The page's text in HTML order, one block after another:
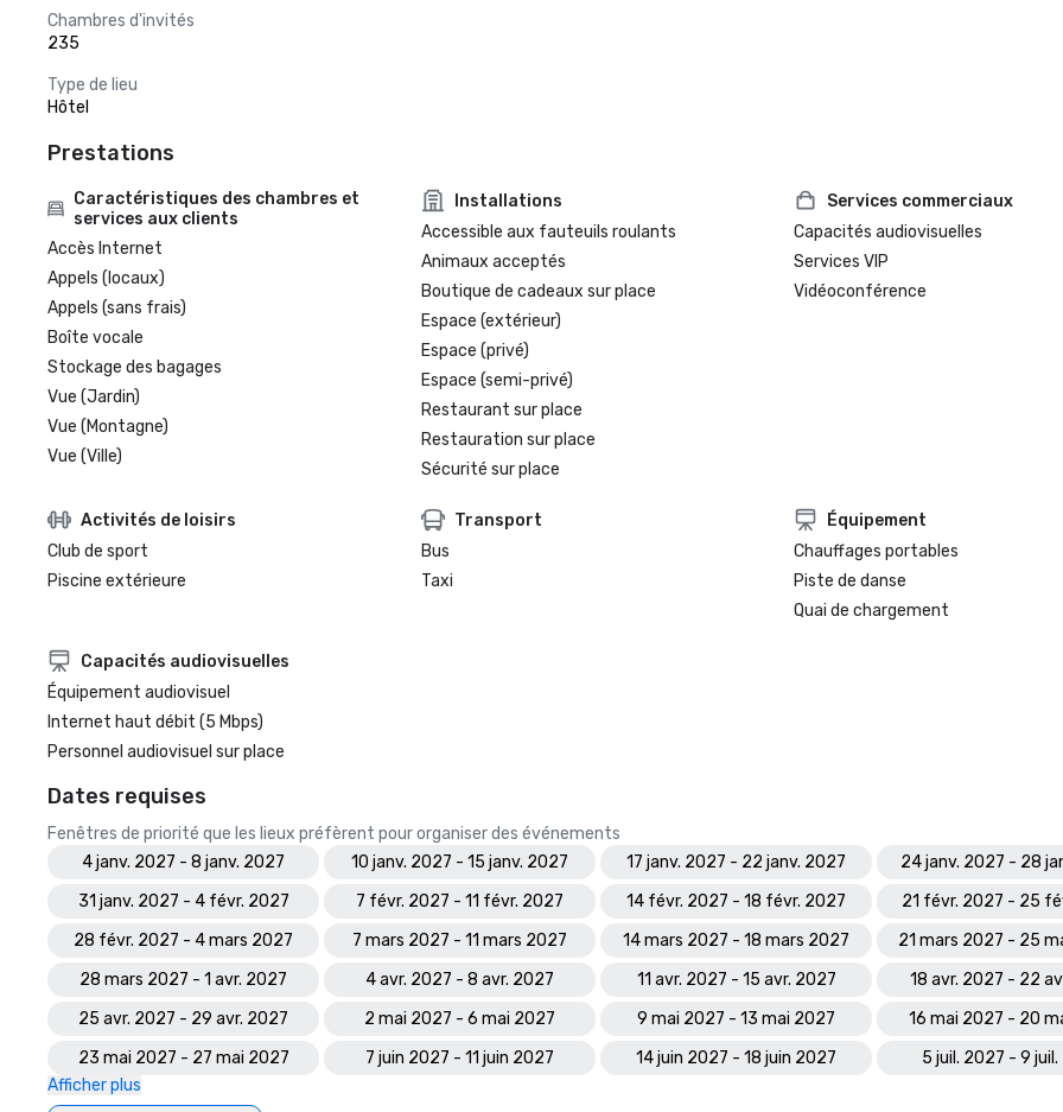
Chambres d'invités
235
Type de lieu
Hôtel
Prestations
Caractéristiques des chambres et
services aux clients
Accès Internet
Appels (locaux)
Appels (sans frais)
Boîte vocale
Stockage des bagages
Vue (Jardin)
Vue (Montagne)
Vue (Ville)
Installations
Accessible aux fauteuils roulants
Animaux acceptés
Boutique de cadeaux sur place
Espace (extérieur)
Espace (privé)
Espace (semi-privé)
Restaurant sur place
Restauration sur place
Sécurité sur place
Services commerciaux
Capacités audiovisuelles
Services VIP
Vidéoconférence
Activités de loisirs
Club de sport
Piscine extérieure
Transport
Bus
Taxi
Équipement
Chauffages portables
Piste de danse
Quai de chargement
Capacités audiovisuelles
Équipement audiovisuel
Internet haut débit (5 Mbps)
Personnel audiovisuel sur place
Dates requises
Fenêtres de priorité que les lieux préfèrent pour organiser des événements
4 janv. 2027 - 8 janv. 2027
10 janv. 2027 - 15 janv. 2027 17 janv. 2027 - 22 janv. 2027
24 janv. 2027 - 28
31 janv. 2027 - 4 févr. 2027
7 févr. 2027 - 11 févr. 2027 14 févr. 2027 - 18 févr. 2027
21 févr. 2027 - 25
28 févr. 2027 - 4 mars 2027
7 mars 2027 - 11 mars 2027 14 mars 2027 - 18 mars 2027
21 mars 2027 - 25
28 mars 2027 - 1 avr. 2027
4 avr. 2027 - 8 avr. 2027 11 avr. 2027 - 15 avr. 2027
18 avr. 2027 - 22
25 avr. 2027 - 29 avr. 2027
2 mai 2027 - 6 mai 2027 9 mai 2027 - 13 mai 2027
16 mai 2027 - 20
23 mai 2027 - 27 mai 2027
7 juin 2027 - 11 juin 2027 14 juin 2027 - 18 juin 2027
5 juil. 2027 - 9
Afficher plus